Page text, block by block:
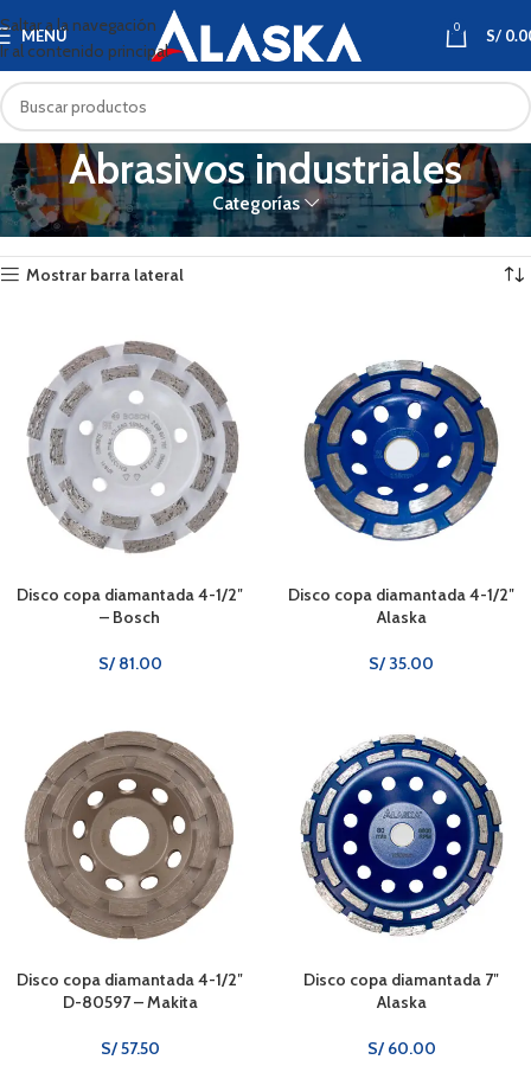
Saltar a la navegación
Ir al contenido principal
MENÚ 0 S/
Abrasivos industriales
Categorías
Inicio FERRETERÍA Abrasivos industrialesMostrando 1–12 de 52 resultados
Mostrar barra lateral
Disco copa diamantada 4-1/2″
– Bosch
S/81.00
Disco copa diamantada 4-1/2″
Alaska
S/ 35.00
Disco copa diamantada 4-1/2″
D-80597 – Makita
S/57.50
Disco copa diamantada 7″
Alaska
S/60.00